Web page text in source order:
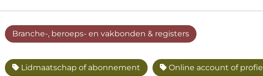
Branche-, beroeps- en vakbonden & registers
Lidmaatschap of abonnement Online account of profiel